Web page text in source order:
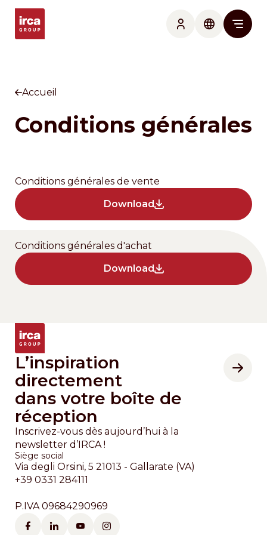
myIRCA
Accueil
Conditions générales
Conditions générales de vente
Download
Conditions générales d'achat
Download
L’inspiration
directement
dans votre boîte de
réception
Inscrivez-vous dès aujourd’hui à la
newsletter d’IRCA !
Siège social
Via degli Orsini, 5 21013 - Gallarate (VA)
+39 0331 284111
P.IVA 09684290969